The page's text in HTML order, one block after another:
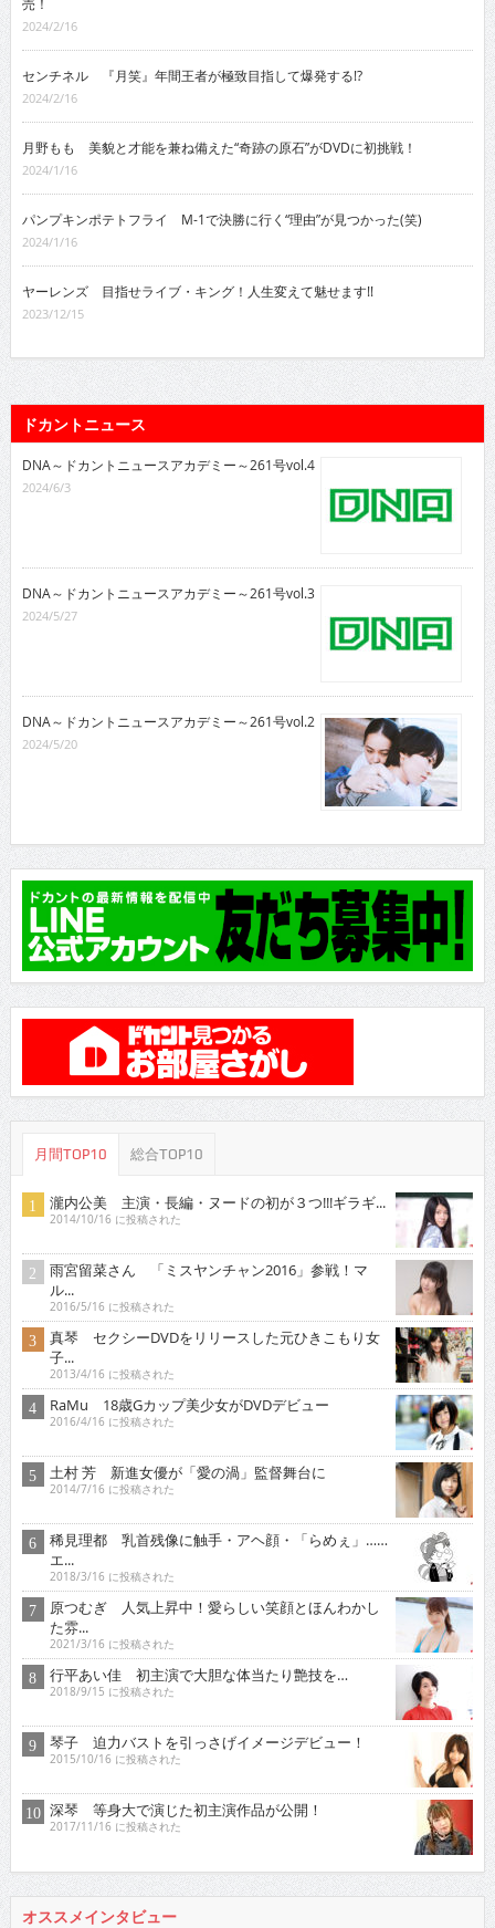
売！
2024/2/16
センチネル 『月笑』年間王者が極致目指して爆発する!?
2024/2/16
月野もも 美貌と才能を兼ね備えた“奇跡の原石”がDVDに初挑戦！
2024/1/16
パンプキンポテトフライ M-1で決勝に行く“理由”が見つかった(笑)
2024/1/16
ヤーレンズ 目指せライブ・キング！人生変えて魅せます!!
2023/12/15
ドカントニュース
DNA～ドカントニュースアカデミー～261号vol.4
2024/6/3
DNA～ドカントニュースアカデミー～261号vol.3
2024/5/27
DNA～ドカントニュースアカデミー～261号vol.2
2024/5/20
月間TOP10 総合TOP10
瀧内公美 主演・長編・ヌードの初が３つ!!!ギラギ...
2014/10/16 に投稿された
雨宮留菜さん 「ミスヤンチャン2016」参戦！マ
ル...
2016/5/16 に投稿された
真琴 セクシーDVDをリリースした元ひきこもり女
子...
2013/4/16 に投稿された
RaMu 18歳Gカップ美少女がDVDデビュー
2016/4/16 に投稿された
土村 芳 新進女優が「愛の渦」監督舞台に
2014/7/16 に投稿された
稀見理都 乳首残像に触手・アヘ顔・「らめぇ」……
エ...
2018/3/16 に投稿された
原つむぎ 人気上昇中！愛らしい笑顔とほんわかし
た雰...
2021/3/16 に投稿された
行平あい佳 初主演で大胆な体当たり艶技を…
2018/9/15 に投稿された
琴子 迫力バストを引っさげイメージデビュー！
2015/10/16 に投稿された
深琴 等身大で演じた初主演作品が公開！
2017/11/16 に投稿された
オススメインタビュー